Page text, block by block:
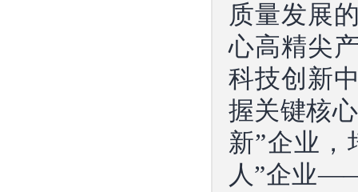
质量发展
心高精尖
科技创新
握关键核
新”企业
人”企业